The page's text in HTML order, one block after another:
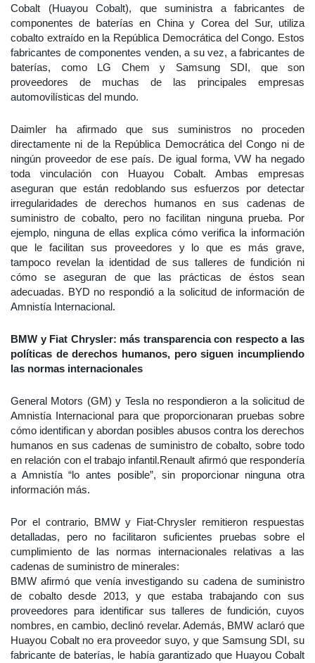
Cobalt (Huayou Cobalt), que suministra a fabricantes de
componentes de baterías en China y Corea del Sur, utiliza
cobalto extraído en la República Democrática del Congo. Estos
fabricantes de componentes venden, a su vez, a fabricantes de
baterías, como LG Chem y Samsung SDI, que son
proveedores de muchas de las principales empresas
automovilísticas del mundo.
Daimler ha afirmado que sus suministros no proceden
directamente ni de la República Democrática del Congo ni de
ningún proveedor de ese país. De igual forma, VW ha negado
toda vinculación con Huayou Cobalt. Ambas empresas
aseguran que están redoblando sus esfuerzos por detectar
irregularidades de derechos humanos en sus cadenas de
suministro de cobalto, pero no facilitan ninguna prueba. Por
ejemplo, ninguna de ellas explica cómo verifica la información
que le facilitan sus proveedores y lo que es más grave,
tampoco revelan la identidad de sus talleres de fundición ni
cómo se aseguran de que las prácticas de éstos sean
adecuadas. BYD no respondió a la solicitud de información de
Amnistía Internacional.
BMW y Fiat Chrysler: más transparencia con respecto a las
políticas de derechos humanos, pero siguen incumpliendo
las normas internacionales
General Motors (GM) y Tesla no respondieron a la solicitud de
Amnistía Internacional para que proporcionaran pruebas sobre
cómo identifican y abordan posibles abusos contra los derechos
humanos en sus cadenas de suministro de cobalto, sobre todo
en relación con el trabajo infantil.Renault afirmó que respondería
a Amnistía “lo antes posible”, sin proporcionar ninguna otra
información más.
Por el contrario, BMW y Fiat-Chrysler remitieron respuestas
detalladas, pero no facilitaron suficientes pruebas sobre el
cumplimiento de las normas internacionales relativas a las
cadenas de suministro de minerales:
BMW afirmó que venía investigando su cadena de suministro
de cobalto desde 2013, y que estaba trabajando con sus
proveedores para identificar sus talleres de fundición, cuyos
nombres, en cambio, declinó revelar. Además, BMW aclaró que
Huayou Cobalt no era proveedor suyo, y que Samsung SDI, su
fabricante de baterías, le había garantizado que Huayou Cobalt